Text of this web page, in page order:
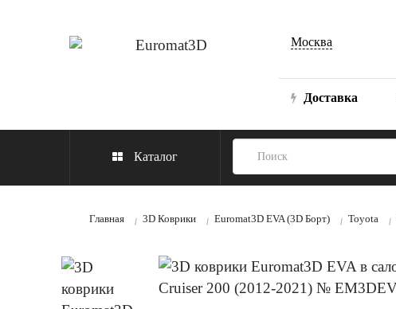
Москва
Доставка
Каталог
Главная 3D Коврики Euromat3D EVA (3D Борт) Toyota